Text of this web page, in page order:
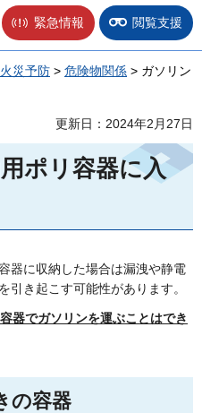
緊急情報 閲覧支援
火災予防 > 危険物関係 > ガソリン
更新日：2024年2月27日
ポリ容器に入
器に収納した場合は漏洩や静電
引き起こす可能性があります。
器でガソリンを運ぶことはでき
の容器